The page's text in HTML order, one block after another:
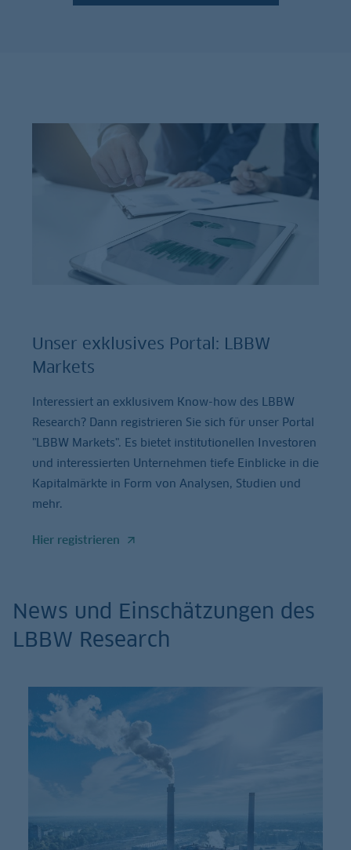
Unser exklusives Portal: LBBW
Markets
Interessiert an exklusivem Know-how des LBBW
Research? Dann registrieren Sie sich für unser Portal
"LBBW Markets". Es bietet institutionellen Investoren
und interessierten Unternehmen tiefe Einblicke in die
Kapitalmärkte in Form von Analysen, Studien und
mehr.
Hier registrieren
News und Einschätzungen des
LBBW Research